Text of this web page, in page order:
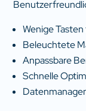
Wenige
Beleuchtete
Anpassbare
Schnelle